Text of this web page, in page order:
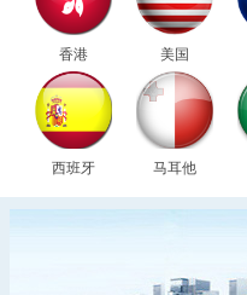
香港 美国
西班牙 马耳他